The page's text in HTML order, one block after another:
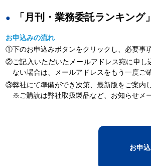
「月刊・業務委託ランキング
お申込みの流れ
①下のお申込みボタンをクリックし、必要事
②ご記入いただいたメールアドレス宛に申し
ない場合は、メールアドレスをもう一度ご
③弊社にて準備ができ次第、最新版をご案内
※ご購読は弊社取扱製品など、お知らせメ
お申